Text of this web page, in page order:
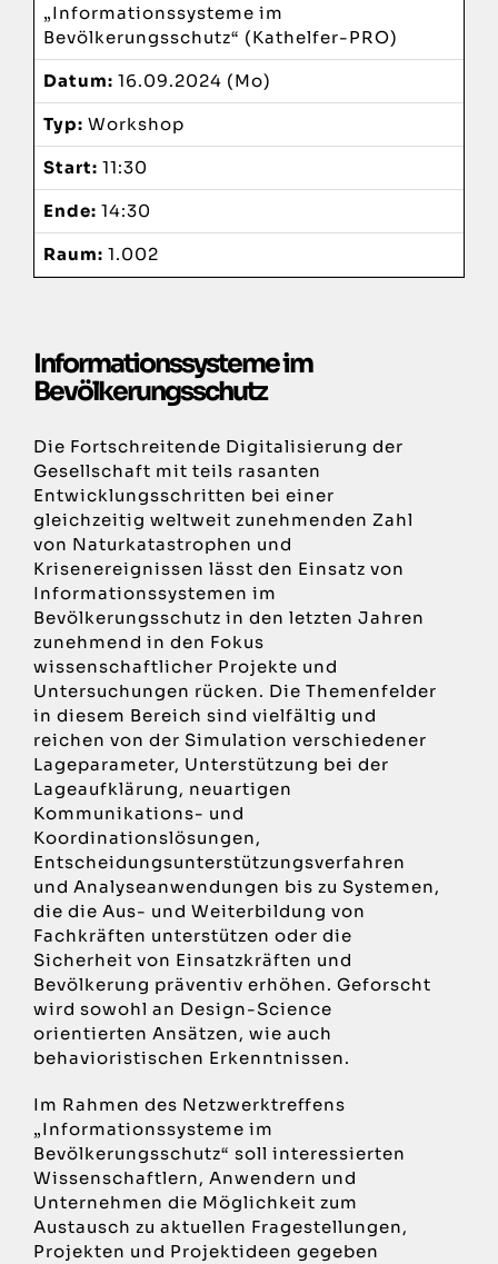
Veranstaltungsort
Organisatoren
„Informationssysteme im
Bevölkerungsschutz“ (Kathelfer-PRO)
Datum: 16.09.2024 (Mo)
Typ: Workshop
Start: 11:30
Ende: 14:30
Raum: 1.002
Informationssysteme im
Bevölkerungsschutz
Die Fortschreitende Digitalisierung der
Gesellschaft mit teils rasanten
Entwicklungsschritten bei einer
gleichzeitig weltweit zunehmenden Zahl
von Naturkatastrophen und
Krisenereignissen lässt den Einsatz von
Informationssystemen im
Bevölkerungsschutz in den letzten Jahren
zunehmend in den Fokus
wissenschaftlicher Projekte und
Untersuchungen rücken. Die Themenfelder
in diesem Bereich sind vielfältig und
reichen von der Simulation verschiedener
Lageparameter, Unterstützung bei der
Lageaufklärung, neuartigen
Kommunikations- und
Koordinationslösungen,
Entscheidungsunterstützungsverfahren
und Analyseanwendungen bis zu Systemen,
die die Aus- und Weiterbildung von
Fachkräften unterstützen oder die
Sicherheit von Einsatzkräften und
Bevölkerung präventiv erhöhen. Geforscht
wird sowohl an Design-Science
orientierten Ansätzen, wie auch
behavioristischen Erkenntnissen.
Im Rahmen des Netzwerktreffens
„Informationssysteme im
Bevölkerungsschutz“ soll interessierten
Wissenschaftlern, Anwendern und
Unternehmen die Möglichkeit zum
Austausch zu aktuellen Fragestellungen,
Projekten und Projektideen gegeben